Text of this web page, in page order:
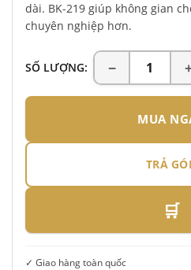
dài. BK-219 giúp không gian
chuyên nghiệp hơn.
SỐ LƯỢNG:
MUA
TRẢ
🛒
✓ Giao hàng toàn quốc